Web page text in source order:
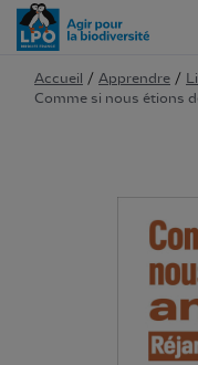
Accueil / Apprendre /
Comme si nous étions